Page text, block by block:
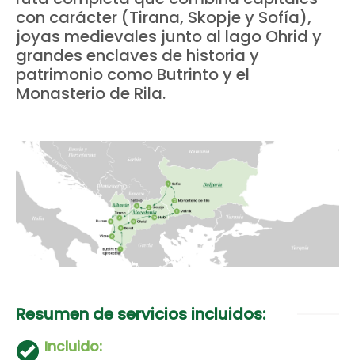
con carácter (Tirana, Skopje y Sofía),
joyas medievales junto al lago Ohrid y
grandes enclaves de historia y
patrimonio como Butrintoy el
Monasterio de Rila.
Resumen de servicios incluidos:
Incluido: